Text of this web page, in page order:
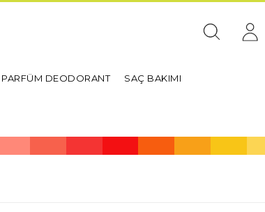
PARFÜM DEODORANT SAÇ BAKIMI